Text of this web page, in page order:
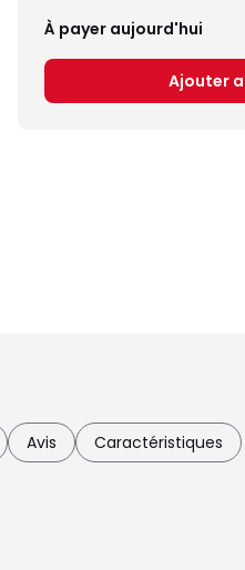
À payer aujourd'hui
Ajouter
Avis Caractéristiques